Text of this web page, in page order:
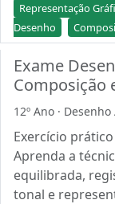
Representação
Desenho
Exame
Composição
12º Ano · Desenho
Exercício prático
Aprenda a
equilibrada,
tonal e